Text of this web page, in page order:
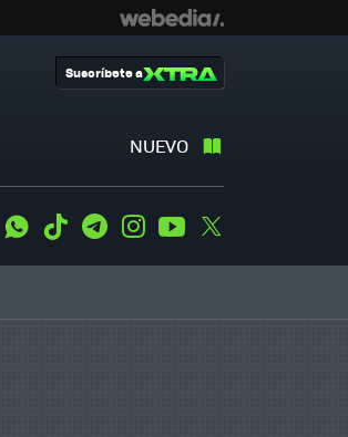
NUEVO
Suscríbete a
WhatsApp
Tiktok TelegramInstagramYoutube